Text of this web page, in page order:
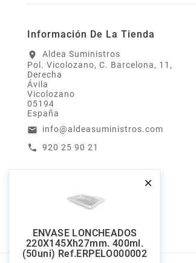

ENVASE LONCHEADOS
220X145Xh27mm. 400ml.
(50uni) Ref.ERPELO000002
Información De La Tienda
location_on
Aldea Suministros
Pol. Vicolozano, C. Barcelona, 11,
Derecha
Ávila
Vicolozano
05194
España
email info@aldeasuministros.com
call 920 25 90 21